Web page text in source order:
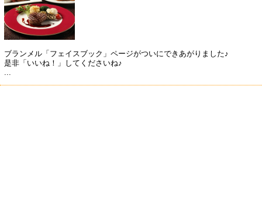
ブランメル「フェイスブック」ページがついにできあがりました♪
是非「いいね！」してくださいね♪